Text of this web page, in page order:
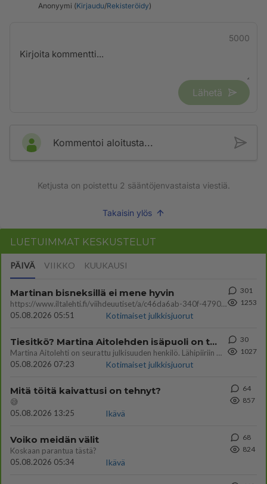
Anonyymi (Kirjaudu/Rekisteröidy)
5000
Lähetä
Kommentoi aloitusta...
Ketjusta on poistettu 2 sääntöjenvastaista viestiä.
Takaisin ylös
LUETUIMMAT KESKUSTELUT
PÄIVÄ VIIKKO KUUKAUSI
Martinan bisneksillä ei mene hyvin
https://www.iltalehti.fi/viihdeuutiset/a/c46da6ab-340f-4790-aaa7-0865eed2336 Yrityksen konkurssihakemus on tullut kärä
05.08.2026 05:51
Kotimaiset julkkisjuorut
301
1253
Tiesitkö? Martina Aitolehden isäpuoli on tämä suosittu laulaja
Martina Aitolehti on seurattu julkisuuden henkilö. Lähipiiriin mahtuu muitakin tunnettuja henkilöitä. Tiesitkö, että Ma
05.08.2026 07:23
Kotimaiset julkkisjuorut
30
1027
Mitä töitä kaivattusi on tehnyt?
😅
05.08.2026 13:25
Ikävä
64
857
Voiko meidän välit
Koskaan parantua tästä?
05.08.2026 05:34
Ikävä
68
824